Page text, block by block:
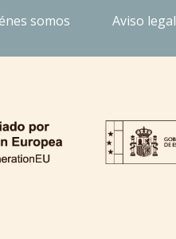
somos Aviso legal